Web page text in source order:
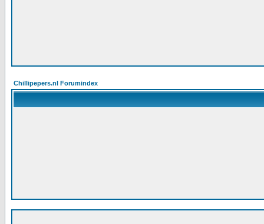
Chillipepers.nl Forumindex